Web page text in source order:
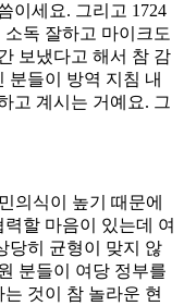
이세요. 그리고 1724
독 잘하고 마이크도
보냈다고 해서 참 감
분들이 방역 지침 내
고 계시는 거예요. 그
의식이 높기 때문에
할 마음이 있는데 여
당히 균형이 맞지 않
분들이 여당 정부를
것이 참 놀라운 현